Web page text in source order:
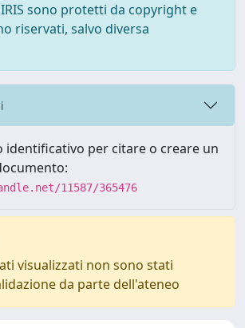
sono protetti da copyright e
riservati, salvo diversa
identificativo per citare o creare un
11587/365476
visualizzati non sono stati
da parte dell'ateneo